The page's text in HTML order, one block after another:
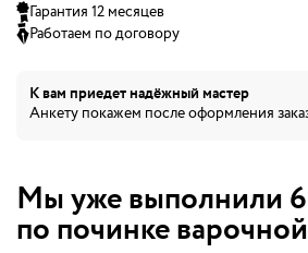
Гарантия 12 месяцев
Работаем по договору
К вам приедетнадёжный мастер
Анкету покажем после оформления
Мы уже выполнили
по починке